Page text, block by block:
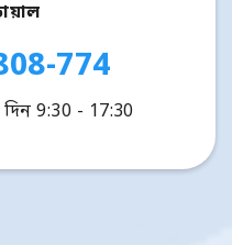
774
দিন 9:30 - 17:30